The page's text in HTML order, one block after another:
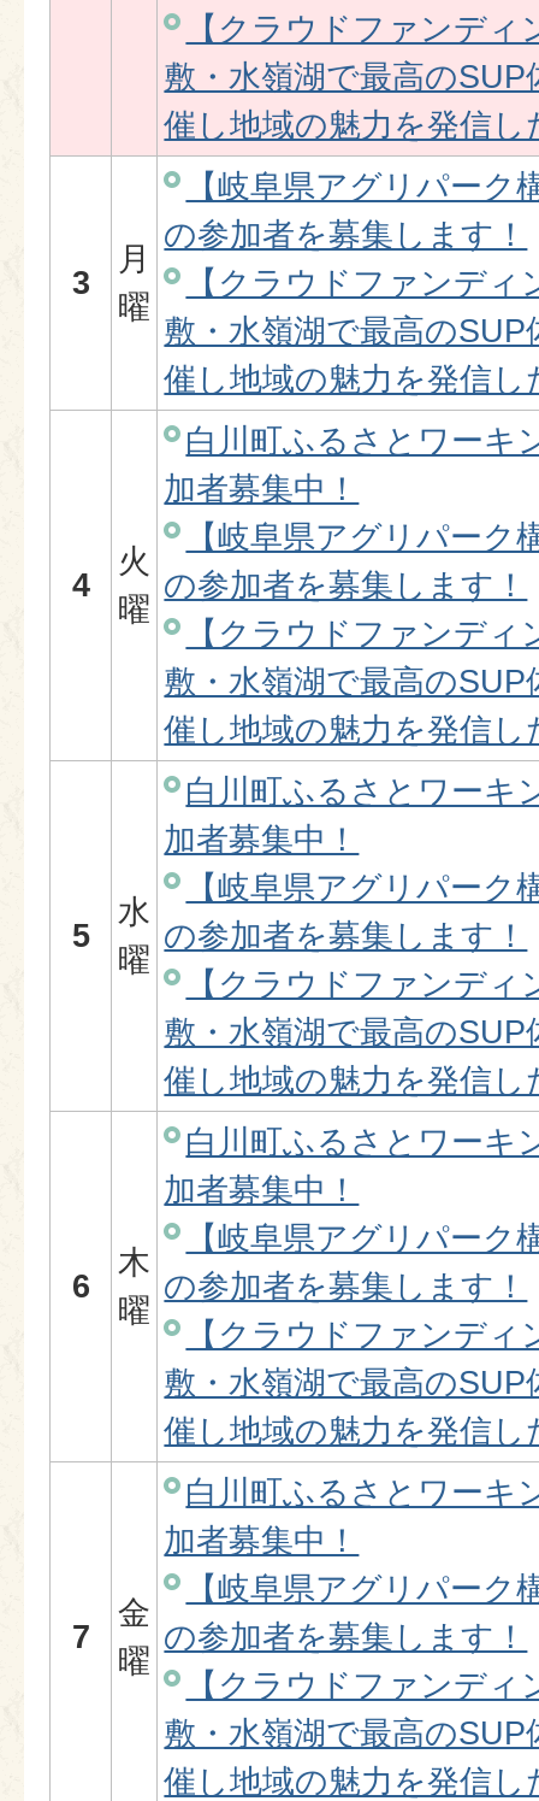
【クラウドファンデ
敷・水嶺湖で最高の
催し地域の魅力を発信し
3
月
曜
【岐阜県アグリパーク
の参加者を募集します！
【クラウドファンデ
敷・水嶺湖で最高の
催し地域の魅力を発信し
4
火
曜
白川町ふるさとワー
加者募集中！
【岐阜県アグリパーク
の参加者を募集します！
【クラウドファンデ
敷・水嶺湖で最高の
催し地域の魅力を発信し
5
水
曜
白川町ふるさとワー
加者募集中！
【岐阜県アグリパーク
の参加者を募集します！
【クラウドファンデ
敷・水嶺湖で最高の
催し地域の魅力を発信し
6
木
曜
白川町ふるさとワー
加者募集中！
【岐阜県アグリパーク
の参加者を募集します！
【クラウドファンデ
敷・水嶺湖で最高の
催し地域の魅力を発信し
7
金
曜
白川町ふるさとワー
加者募集中！
【岐阜県アグリパーク
の参加者を募集します！
【クラウドファンデ
敷・水嶺湖で最高の
催し地域の魅力を発信し